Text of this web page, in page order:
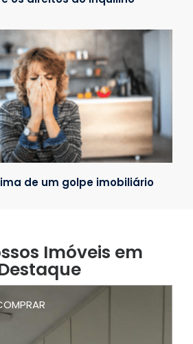
de um golpe imobiliário
Imóveis em